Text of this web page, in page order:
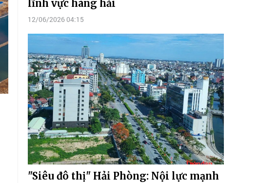
lĩnh vực hàng hải
12/06/2026 04:15
"Siêu đô thị" Hải Phòng: Nội lực mạnh